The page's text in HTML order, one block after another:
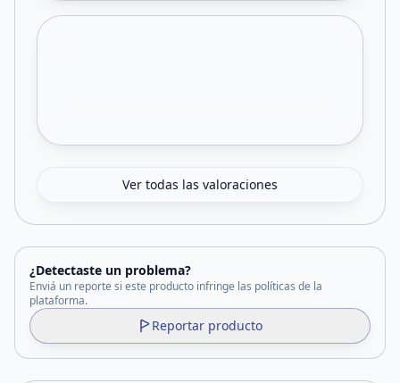
Ver todas las valoraciones
¿Detectaste un problema?
Enviá un reporte si este producto infringe las políticas de la
plataforma.
Reportar producto